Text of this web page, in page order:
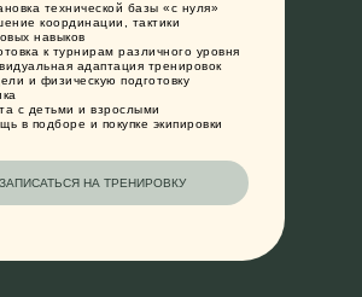
ЗАПИСАТЬСЯ НА ТРЕНИРОВКУ
технической базы «с нуля»
координации, тактики
навыков
к турнирам различного уровня
адаптация тренировок
и физическую подготовку
с детьми и взрослыми
в подборе и покупке экипировки